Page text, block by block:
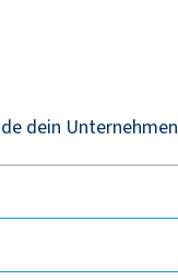
dein Unternehmen